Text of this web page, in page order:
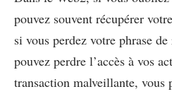
pouvez souvent récupérer
si vous perdez votre phrase
pouvez perdre l’accès à vos
transaction malveillante, vous